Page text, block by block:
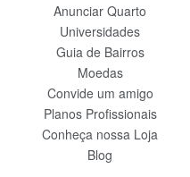
Anunciar Quarto
Universidades
Guia de Bairros
Moedas
Convide um amigo
Planos Profissionais
Conheça nossa Loja
Blog